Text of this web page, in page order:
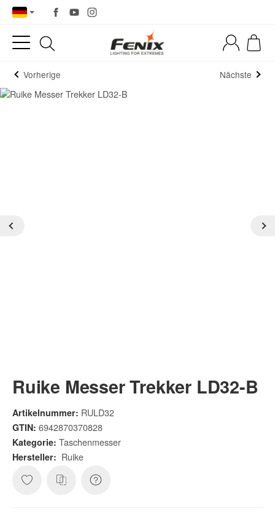
Vorherige Nächste
Ruike Messer Trekker LD32-B
Artikelnummer: RULD32
GTIN: 6942870370828
Kategorie: Taschenmesser
Hersteller: Ruike